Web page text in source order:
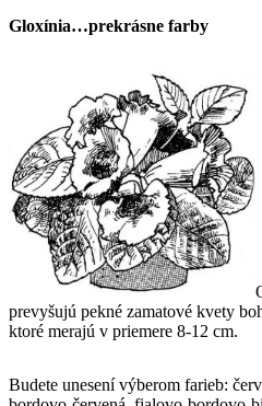
Gloxínia…prekrásne farby
prevyšujú pekné zamatové kvety
ktoré merajú v priemere 8-12 cm.
Budete unesení výberom farieb: